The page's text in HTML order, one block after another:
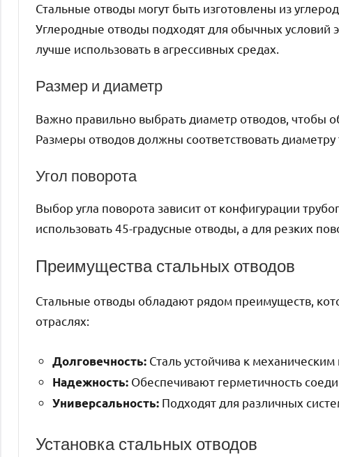
Стальные отводы могут быть изготовлены из
Углеродные отводы подходят для обычных условий
лучше использовать в агрессивных средах.
Размер и диаметр
Важно правильно выбрать диаметр отводов, чтобы
Размеры отводов должны соответствовать диаметру
Угол поворота
Выбор угла поворота зависит от конфигурации
использовать 45-градусные отводы, а для резких
Преимущества стальных отводов
Стальные отводы обладают рядом преимуществ,
отраслях:
Долговечность: Сталь устойчива к
Надежность: Обеспечивают герметичность
Универсальность: Подходят для различных
Установка стальных отводов